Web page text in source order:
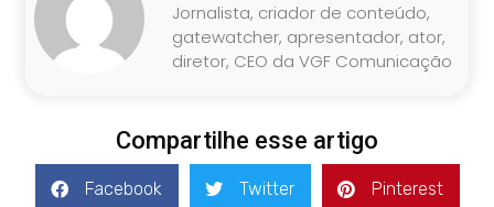
Jornalista, criador de conteúdo,
gatewatcher, apresentador, ator,
diretor, CEO da VGF Comunicação
Compartilhe esse artigo
Facebook Twitter Pinterest